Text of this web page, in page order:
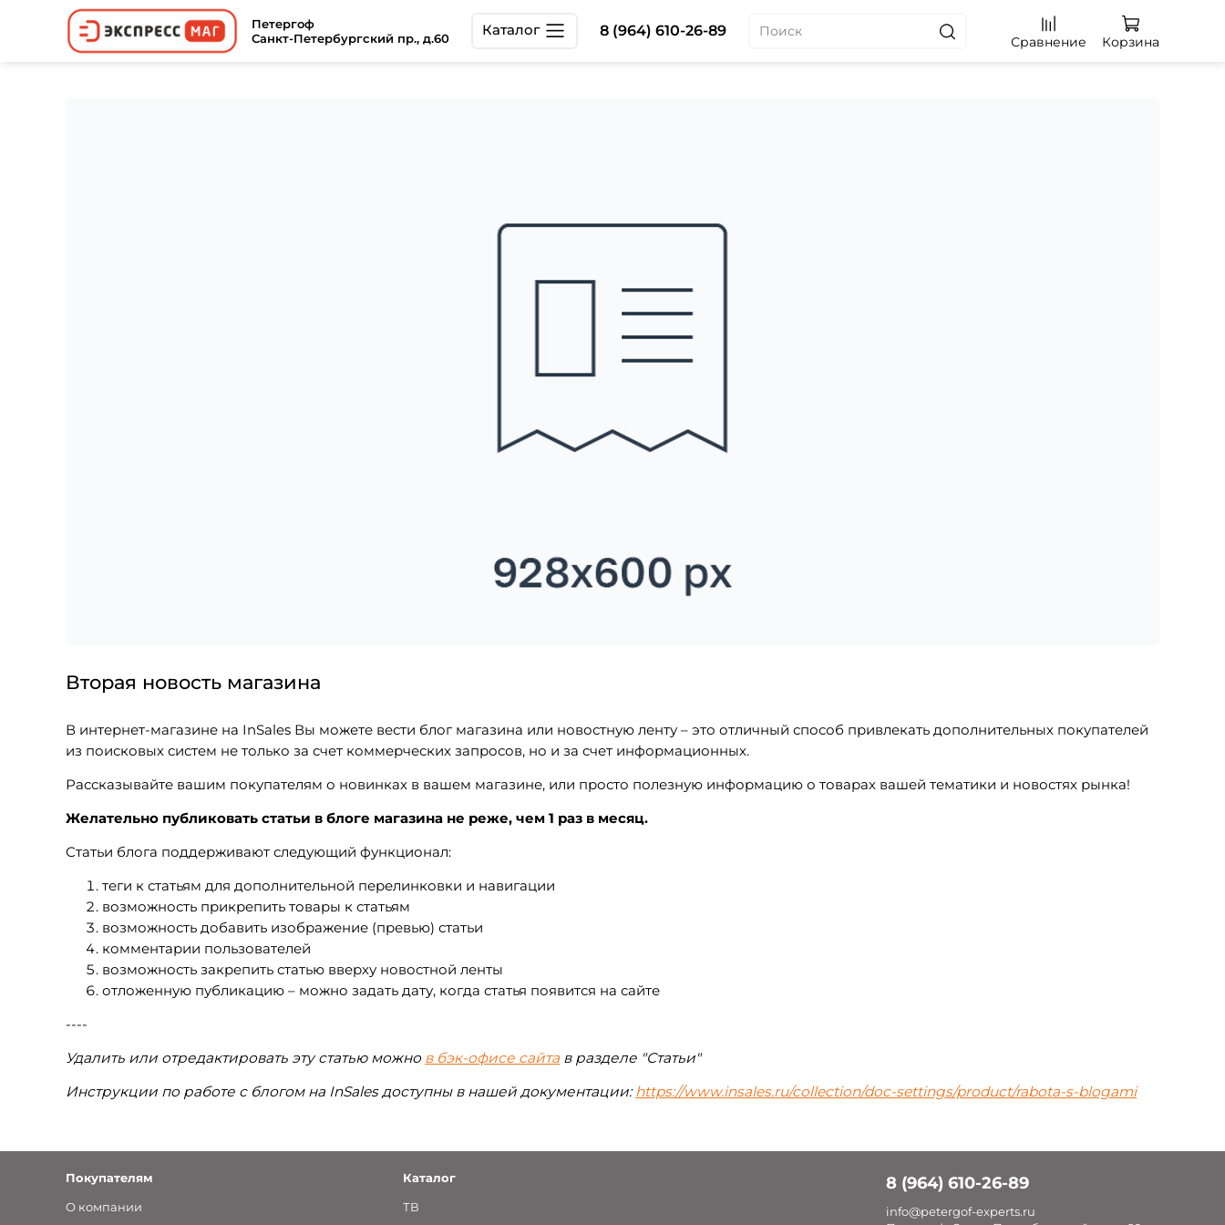
Петергоф
Санкт-Петербургский пр., д.60
Каталог 8 (964) 610-26-89
Сравнение Корзина
Вторая новость магазина
В интернет-магазине на InSales Вы можете вести блог магазина или новостную ленту – это отличный способ привлекать дополнительных покупателей
из поисковых систем не только за счет коммерческих запросов, но и за счет информационных.
Рассказывайте вашим покупателям о новинках в вашем магазине, или просто полезную информацию о товарах вашей тематики и новостях рынка!
Желательно публиковать статьи в блоге магазина не реже, чем 1 раз в месяц.
Статьи блога поддерживают следующий функционал:
теги к статьям для дополнительной перелинковки и навигации
возможность прикрепить товары к статьям
возможность добавить изображение (превью) статьи
комментарии пользователей
возможность закрепить статью вверху новостной ленты
отложенную публикацию – можно задать дату, когда статья появится на сайте
----
Удалить или отредактировать эту статью можно в бэк-офисе сайта в разделе "Статьи"
Инструкции по работе с блогом на InSales доступны в нашей документации:https://www.insales.ru/collection/doc-settings/product/rabota-s-blogami
Покупателям
О компании
Каталог
ТВ
8 (964) 610-26-89
info@petergof-experts.ru